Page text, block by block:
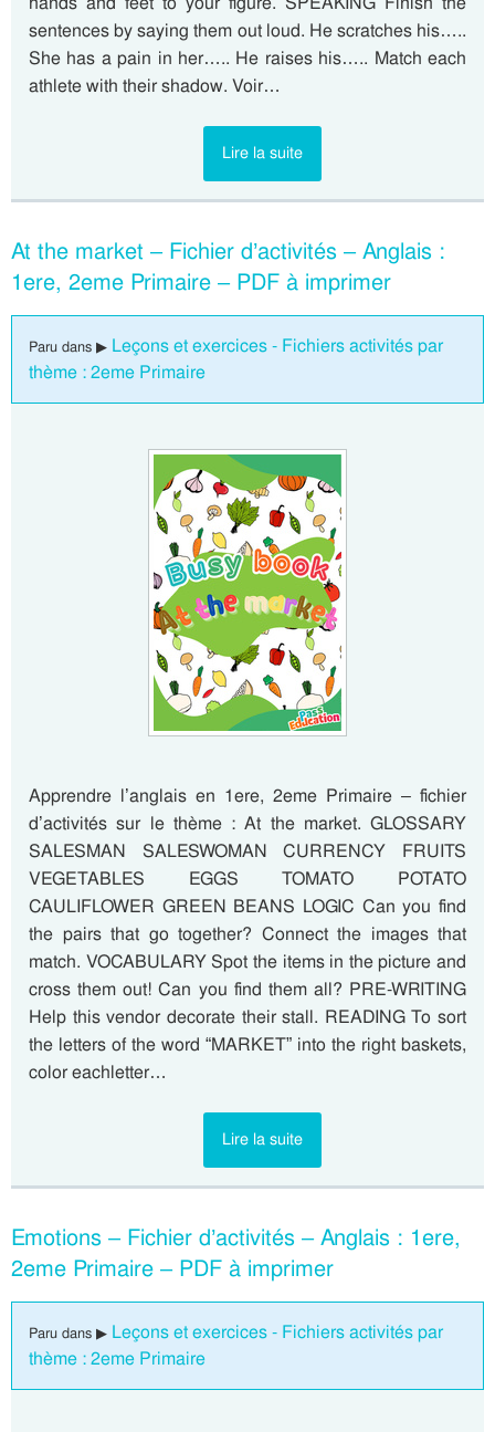
sentences by saying them out loud. He scratches his…..
She has a pain in her….. He raises his….. Match each
athlete with their shadow. Voir…
Lire la suite
At the market – Fichier d’activités – Anglais :
1ere, 2eme Primaire – PDF à imprimer
Paru dans ▶ Leçons et exercices - Fichiers activités par
thème : 2eme Primaire
Apprendre l’anglais en 1ere, 2eme Primaire – fichier
d’activités sur le thème : At the market. GLOSSARY
SALESMAN SALESWOMAN CURRENCY FRUITS
VEGETABLES EGGS TOMATO POTATO
CAULIFLOWER GREEN BEANS LOGIC Can you find
the pairs that go together? Connect the images that
match. VOCABULARY Spot the items in the picture and
cross them out! Can you find them all? PRE-WRITING
Help this vendor decorate their stall. READING To sort
the letters of the word “MARKET” into the right baskets,
color eachletter…
Lire la suite
Emotions – Fichier d’activités – Anglais : 1ere,
2eme Primaire – PDF à imprimer
Paru dans ▶ Leçons et exercices - Fichiers activités par
thème : 2eme Primaire